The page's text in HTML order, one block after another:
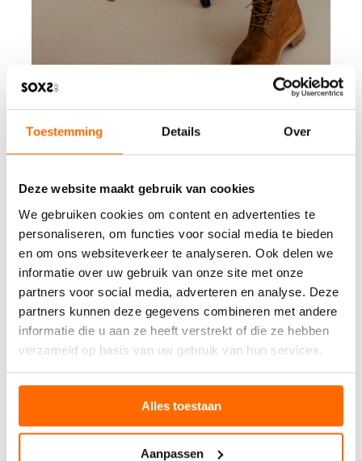
Toestemming Details Over
Deze website maakt gebruik van cookies
We gebruiken cookies om content en advertenties te
personaliseren, om functies voor social media te bieden
en om ons websiteverkeer te analyseren. Ook delen we
informatie over uw gebruik van onze site met onze
partners voor social media, adverteren en analyse. Deze
partners kunnen deze gegevens combineren met andere
informatie die u aan ze heeft verstrekt of die ze hebben
verzameld op basis van uw gebruik van hun services.
Alles toestaan
Aanpassen